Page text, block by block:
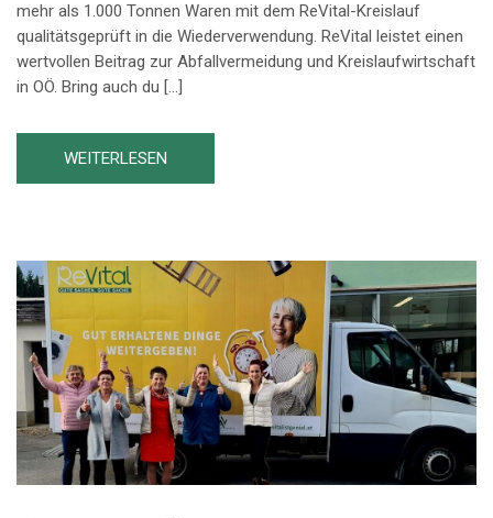
mehr als 1.000 Tonnen Waren mit dem ReVital-Kreislauf
qualitätsgeprüft in die Wiederverwendung. ReVital leistet einen
wertvollen Beitrag zur Abfallvermeidung und Kreislaufwirtschaft
in OÖ. Bring auch du […]
WEITERLESEN